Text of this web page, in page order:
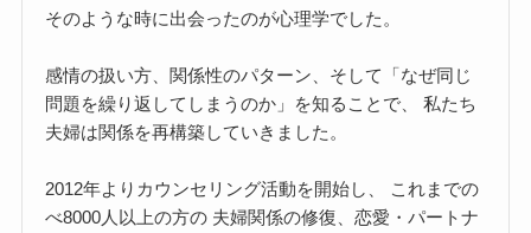
そのような時に出会ったのが心理学でした。
感情の扱い方、関係性のパターン、そして「なぜ同じ
問題を繰り返してしまうのか」を知ることで、 私たち
夫婦は関係を再構築していきました。
2012年よりカウンセリング活動を開始し、 これまでの
べ8000人以上の方の 夫婦関係の修復、恋愛・パートナ